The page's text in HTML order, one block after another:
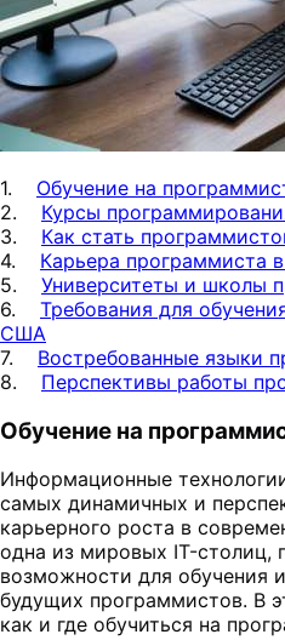
1. Обучение на
2. Курсы
3. Как стать
4. Карьера программиста
5. Университеты и школы
6. Требования для
США
7. Востребованные языки
8. Перспективы работы
Обучение на
Информационные
самых динамичных и
карьерного роста в
одна из мировых IT-столиц,
возможности для обучения
будущих программистов. В
как и где обучиться на